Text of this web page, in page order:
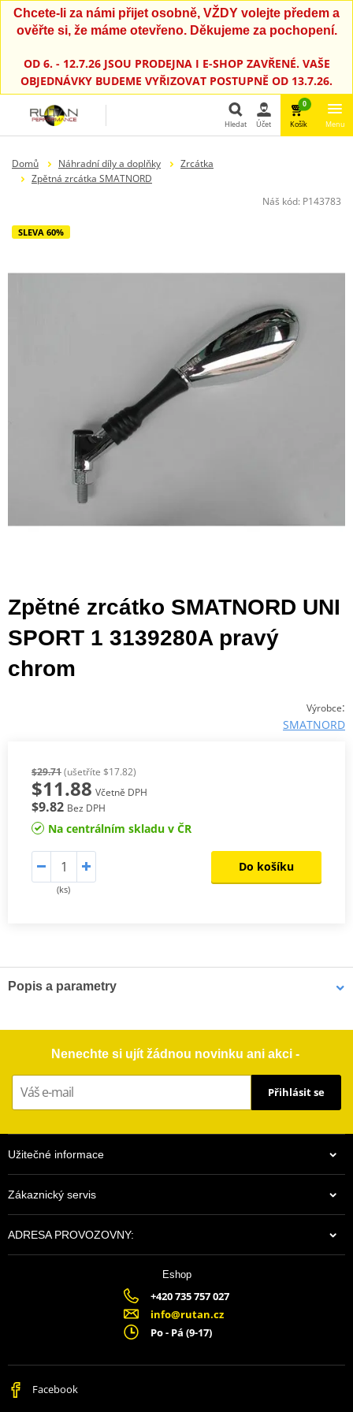
Chcete-li za námi přijet osobně, VŽDY volejte předem a
ověřte si, že máme otevřeno. Děkujeme za pochopení.
OD 6. - 12.7.26 JSOU PRODEJNA I E-SHOP ZAVŘENÉ. VAŠE
OBJEDNÁVKY BUDEME VYŘIZOVAT POSTUPNĚ OD 13.7.26.
Hledat Účet
0
Košík Menu
Domů Náhradní díly a doplňky
Zrcátka
Zpětná zrcátka SMATNORD
Náš kód: P143783
SLEVA 60%
Zpětné zrcátko SMATNORD UNI
SPORT 1 3139280A pravý
chrom
Výrobce:
SMATNORD
$29.71(ušetříte $17.82)
$11.88 Včetně DPH
$9.82 Bez DPH
Na centrálním skladu v ČR
(ks)
Do košíku
Popis a parametry
Barva
Nenechte si ujít žádnou novinku ani akci -
Přihlásit se
Užitečné informace
Zákaznický servis
ADRESA PROVOZOVNY:
Eshop
+420 735 757 027
info@rutan.cz
Po - Pá (9-17)
Facebook